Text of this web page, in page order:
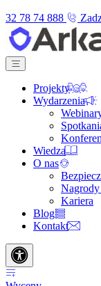
32 78 74 888
Projekty
Wydarzenia
Wiedza
O nas
Kariera
Blog
Kontakt